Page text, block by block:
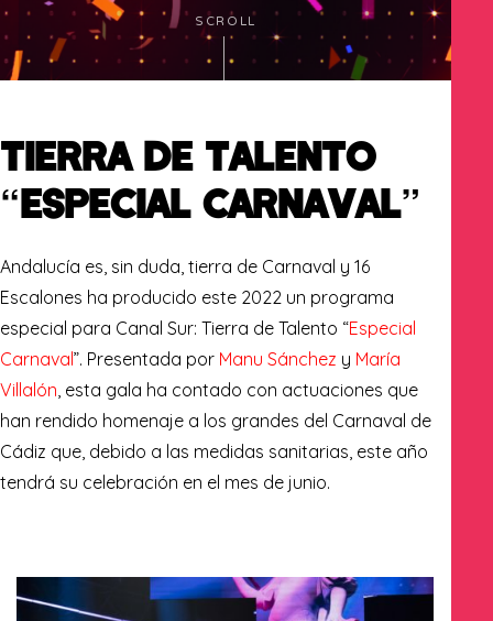
SCROLL
TIERRA DE TALENTO
“ESPECIAL CARNAVAL”
Andalucía es, sin duda, tierra de Carnaval y 16
Escalones ha producido este 2022 un programa
especial para Canal Sur: Tierra de Talento “Especial
Carnaval”. Presentada por Manu Sánchez y María
Villalón , esta gala ha contado con actuaciones que
han rendido homenaje a los grandes del Carnaval de
Cádiz que, debido a las medidas sanitarias, este año
tendrá su celebración en el mes de junio.